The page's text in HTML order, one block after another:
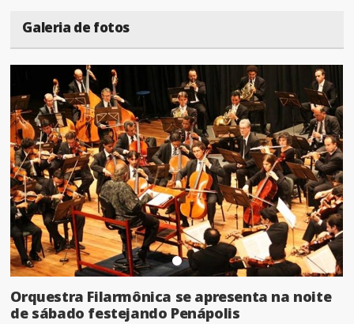
Galeria de fotos
Orquestra Filarmônica se apresenta na noite
de sábado festejando Penápolis